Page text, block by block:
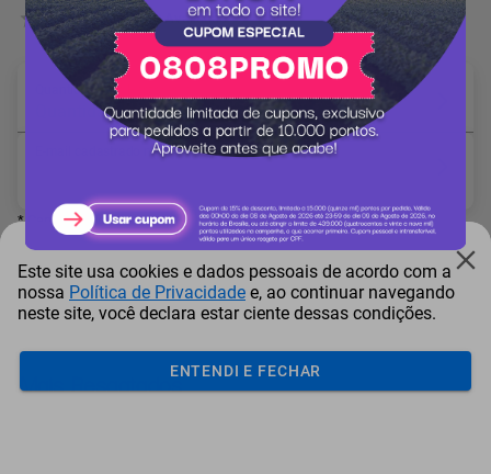
0 Avaliação
Quantidade em Hectares: *
Quantidade mínima: 50
E-mail cadastrado no site da Climate FieldView: *
* Campo obrigatório
Adicionar ao carrinho
Mais Resgatados
Este site usa cookies e dados pessoais de acordo com a
nossa Política de Privacidade e, ao continuar navegando
neste site, você declara estar ciente dessas condições.
ENTENDI E FECHAR